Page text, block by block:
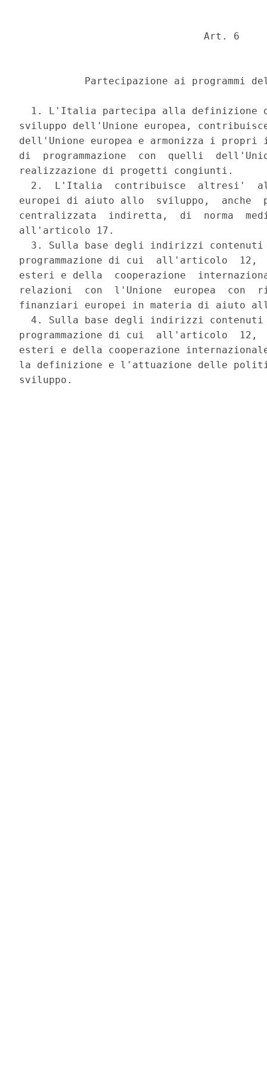
                               Art. 6
Partecipazione ai programmi
1. L'Italia partecipa alla definizione
sviluppo dell'Unione europea,
dell'Unione europea e armonizza i
di  programmazione  con  quelli
realizzazione di progetti congiunti.
2.  L'Italia  contribuisce  altresi'
europei di aiuto allo  sviluppo,  anche
centralizzata  indiretta,  di  norma
all'articolo 17.
3. Sulla base degli indirizzi
programmazione di cui  all'articolo
esteri e della  cooperazione
relazioni  con  l'Unione  europea  con
finanziari europei in materia di aiuto
4. Sulla base degli indirizzi
programmazione di cui  all'articolo
esteri e della cooperazione
la definizione e l'attuazione delle